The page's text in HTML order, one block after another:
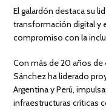
El galardón destaca su
transformación digital y
compromiso con la
Con más de 20 años
Sánchez ha liderado
Argentina y Perú,
infraestructuras críticas